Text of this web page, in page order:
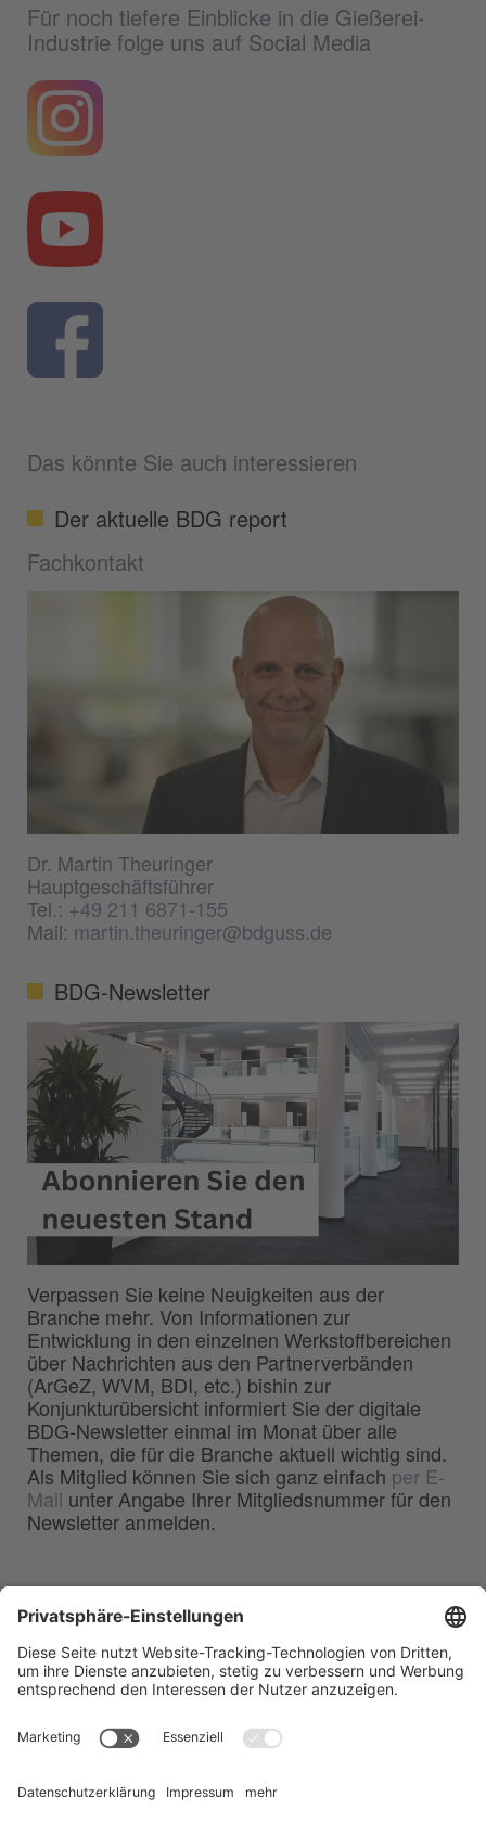
Für noch tiefere Einblicke in die Gießerei-
Industrie folge uns auf Social Media
Das könnte Sie auch interessieren
Der aktuelle BDG report
Fachkontakt
Dr. Martin Theuringer
Hauptgeschäftsführer
Tel.:+49 211 6871-155
Mail: martin.theuringer@bdguss.de
BDG-Newsletter
Verpassen Sie keine Neuigkeiten aus der
Branche mehr. Von Informationen zur
Entwicklung in den einzelnen Werkstoffbereichen
über Nachrichten aus den Partnerverbänden
(ArGeZ, WVM, BDI, etc.) bishin zur
Konjunkturübersicht informiert Sie der digitale
BDG-Newsletter einmal im Monat über alle
Themen, die für die Branche aktuell wichtig sind.
Als Mitglied können Sie sich ganz einfach per E-
Mail unter Angabe Ihrer Mitgliedsnummer für den
Newsletter anmelden.
Deutschen Gießerei-Industrie e.V.
40549 Düsseldorf